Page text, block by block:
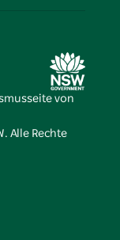
von
Alle Rechte